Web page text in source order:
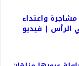
واعتداء
الرأس | فيديو